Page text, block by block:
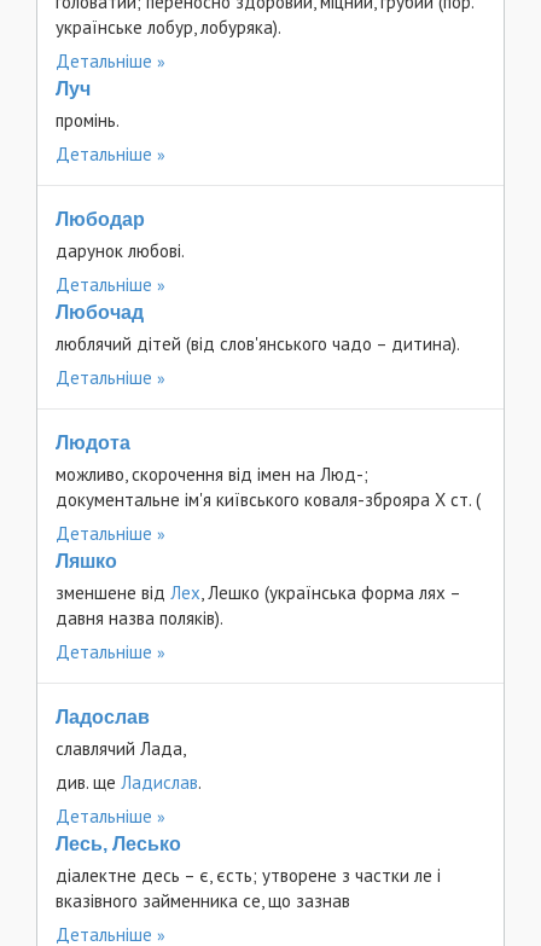
українське лобур, лобуряка).
Детальніше
Луч
промінь.
Детальніше
Любодар
дарунок любові.
Детальніше
Любочад
люблячий дітей (від слов'янського чадо – дитина).
Детальніше
Людота
можливо, скорочення від імен на Люд-;
документальне ім'я київського коваля-зброяра Х ст. (
Детальніше
Ляшко
зменшене від Лех, Лешко (українська форма лях –
давня назва поляків).
Детальніше
Ладослав
славлячий Лада,
див. ще Ладислав.
Детальніше
Лесь, Лесько
діалектне десь – є, єсть; утворене з частки ле і
вказівного займенника се, що зазнав
Детальніше